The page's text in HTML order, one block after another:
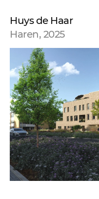
Huys de Haar
Haren, 2025